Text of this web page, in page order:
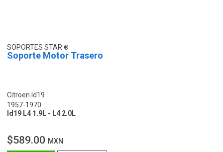
SOPORTES STAR
Soporte Motor Trasero
Citroen Id19
1957-1970
Id19 L4 1.9L - L4 2.0L
$589.00 MXN